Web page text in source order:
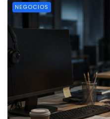
NEGOCIOS